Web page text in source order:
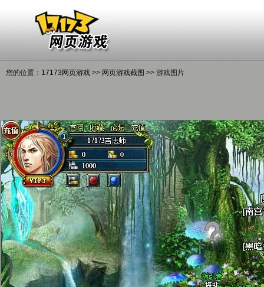
您的位置： 17173网页游戏 >> 网页游戏截图 >> 游戏图片